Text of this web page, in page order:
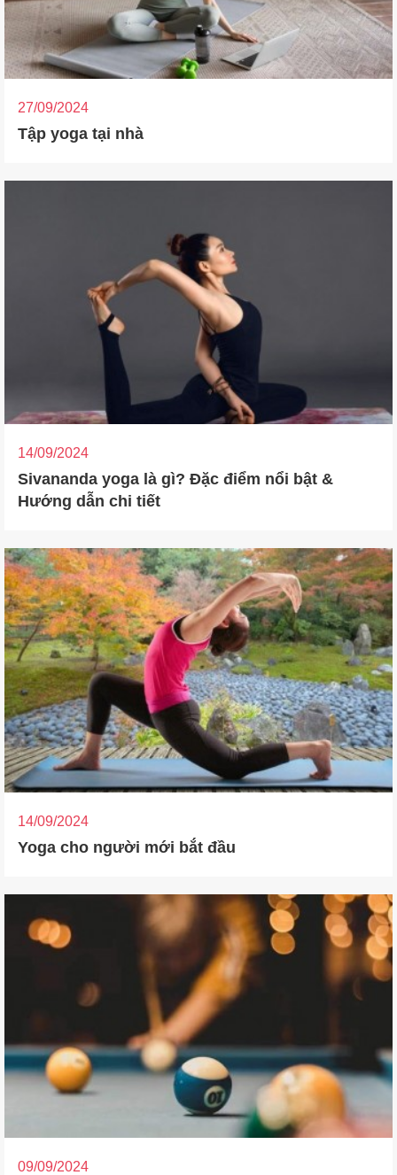
27/09/2024
Tập yoga tại nhà
14/09/2024
Sivananda yoga là gì? Đặc điểm nổi bật &
Hướng dẫn chi tiết
14/09/2024
Yoga cho người mới bắt đầu
09/09/2024